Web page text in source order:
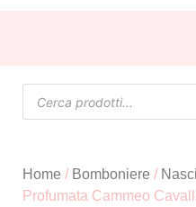
Home / Bomboniere /
Profumata Cammeo